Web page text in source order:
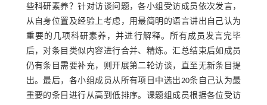
些科研素养？针对访谈问题，各小组受访成员依次发言，
从自身位置及经验上考虑，用最简明的语言讲出自己认为
重要的几项科研素养，并进行解释。所有成员发言完毕
后，对条目类似内容进行合并、精炼。汇总结束后如成员
仍有条目需要补充，则开展第二轮访谈，直至无新条目提
出。最后，各小组成员从所有项目中选出20条自己认为最
重要的条目进行从高到低排序。课题组成员根据各位受访